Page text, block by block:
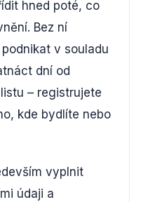
hned poté, co
Bez ní
v souladu
dní od
– registrujete
kde bydlíte nebo
vyplnit
údaji a